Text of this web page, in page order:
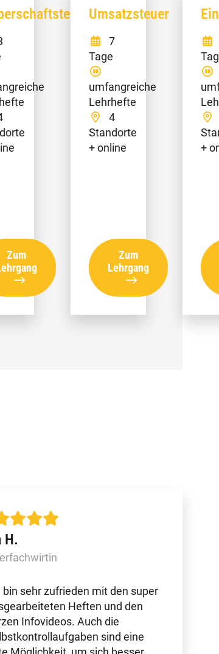
Zum
Umsatzsteuer
7
Tage
umfangreiche
Lehrhefte
4
Standorte
+ online
Zum
Lehrgang
+
H.
bin sehr zufrieden mit den super
Heften und den
Infovideos. Auch die
sind eine